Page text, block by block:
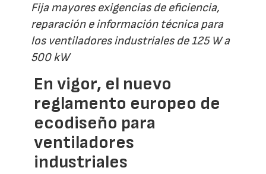
Fija mayores exigencias de eficiencia,
reparación e información técnica para
los ventiladores industriales de 125 W a
500 kW
En vigor, el nuevo
reglamento europeo de
ecodiseño para
ventiladores
industriales